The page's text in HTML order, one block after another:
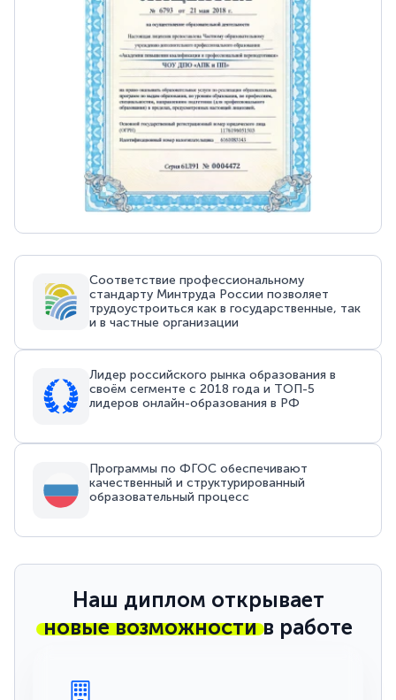
Соответствие профессиональному
стандарту Минтруда России позволяет
трудоустроиться как в государственные, так
и в частные организации
Лидер российского рынка образования в
своём сегменте с 2018 года и ТОП-5
лидеров онлайн-образования в РФ
Программы по ФГОС обеспечивают
качественный и структурированный
образовательный процесс
Наш диплом открывает
новые возможностив работе